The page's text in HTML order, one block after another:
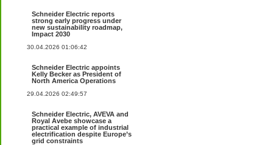
Schneider Electric reports
strong early progress under
new sustainability roadmap,
Impact 2030
30.04.2026 01:06:42
Schneider Electric appoints
Kelly Becker as President of
North America Operations
29.04.2026 02:49:57
Schneider Electric, AVEVA and
Royal Avebe showcase a
practical example of industrial
electrification despite Europe’s
grid constraints